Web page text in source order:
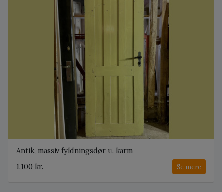
Antik, massiv fyldningsdør u. karm
1.100 kr.
Se mere